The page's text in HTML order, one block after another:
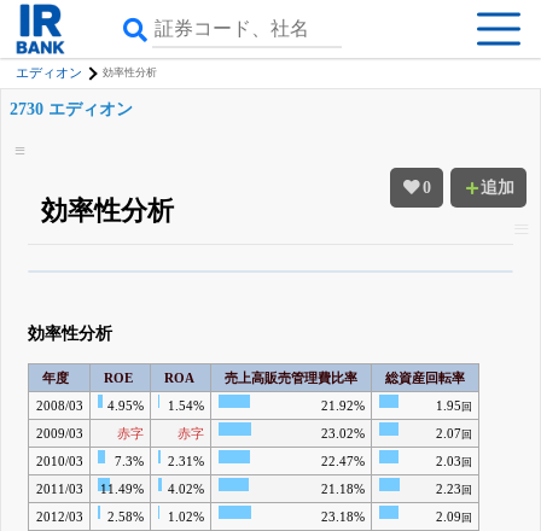
エディオン 効率性分析
0 追加
2730 エディオン
効率性分析
登録すると永久30%OFFと米株版の先行利用も付きます
効率性分析
年度 ROE ROA 売上高販売管理費比率
総資産回転率
2008/03
4.95% 1.54% 21.92% 1.95 回
2009/03 赤字 赤字 23.02% 2.07回
2010/03 7.3% 2.31% 22.47% 2.03 回
2011/03 11.49% 4.02% 21.18% 2.23 回
2012/03 2.58% 1.02% 23.18% 2.09 回